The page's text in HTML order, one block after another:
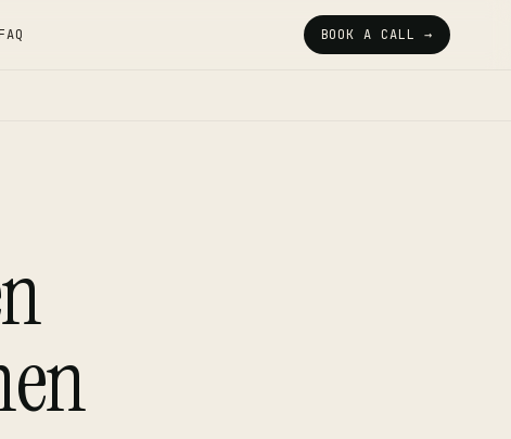
BOOK A CALL →